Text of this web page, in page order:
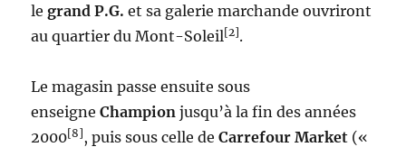
legrand P.G. et sa galerie marchande ouvriront
au quartier du Mont-Soleil[2].
Le magasin passe ensuite sous
enseigneChampion jusqu’à la fin des années
2000[8] , puis sous celle deCarrefour Market («